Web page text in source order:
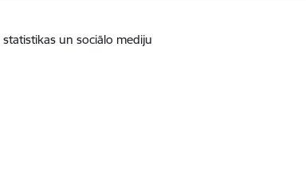
un sociālo mediju